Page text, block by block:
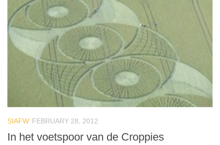
SIAFW FEBRUARY 28, 2012
In het voetspoor van de Croppies